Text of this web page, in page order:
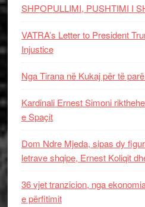
SHPOPULLIMI, PUSHTIMI I
VATRA’s Letter to President
Injustice
Nga Tirana në Kukaj për të
Kardinali Ernest Simoni
e Spaçit
Dom Ndre Mjeda, sipas dy
letrave shqipe, Ernest Koliqit
36 vjet tranzicion, nga
e përfitimit